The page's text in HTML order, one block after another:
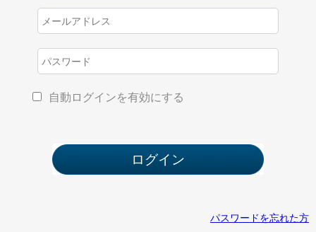
自動ログインを有効にする
パスワードを忘れた方